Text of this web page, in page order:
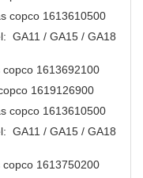
copco 1613610500
GA11 / GA15 / GA18
1613692100
1619126900
copco 1613610500
GA11 / GA15 / GA18
1613750200